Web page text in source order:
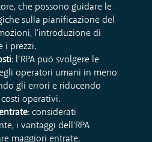
che possono guidare le
sulla pianificazione del
l'introduzione di
i prezzi.
: l’RPA può svolgere le
operatori umani in meno
gli errori e riducendo
operativi.
: considerati
i vantaggi dell'RPA
maggiori entrate,